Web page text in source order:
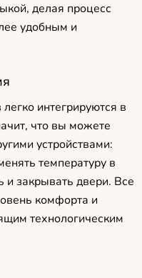
делая процесс
удобным и
интегрируются в
что вы можете
устройствами:
температуру в
закрывать двери. Все
комфорта и
технологическим